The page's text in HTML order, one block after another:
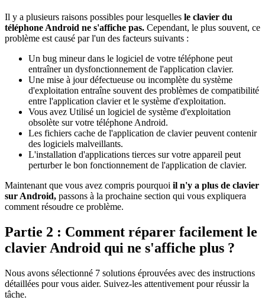
Il y a plusieurs raisons possibles pour lesquelles le clavier du
téléphone Android ne s'affiche pas. Cependant, le plus souvent, ce
problème est causé par l'un des facteurs suivants :
Un bug mineur dans le logiciel de votre téléphone peut
entraîner un dysfonctionnement de l'application clavier.
Une mise à jour défectueuse ou incomplète du système
d'exploitation entraîne souvent des problèmes de compatibilité
entre l'application clavier et le système d'exploitation.
Vous avez Utilisé un logiciel de système d'exploitation
obsolète sur votre téléphone Android.
Les fichiers cache de l'application de clavier peuvent contenir
des logiciels malveillants.
L'installation d'applications tierces sur votre appareil peut
perturber le bon fonctionnement de l'application de clavier.
Maintenant que vous avez compris pourquoi il n'y a plus de clavier
sur Android, passons à la prochaine section qui vous expliquera
comment résoudre ce problème.
Partie 2 : Comment réparer facilement le
clavier Android qui ne s'affiche plus ?
Nous avons sélectionné 7 solutions éprouvées avec des instructions
détaillées pour vous aider. Suivez-les attentivement pour réussir la
tâche.